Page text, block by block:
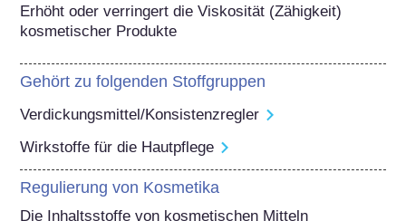
Erhöht oder verringert die Viskosität (Zähigkeit)
kosmetischer Produkte
Gehört zu folgenden Stoffgruppen
Verdickungsmittel/Konsistenzregler
Wirkstoffe für die Hautpflege
Regulierung von Kosmetika
Die Inhaltsstoffe von kosmetischen Mitteln